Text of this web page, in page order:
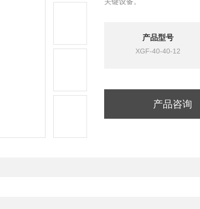
产品型号
XGF-40-40-12
产品咨询